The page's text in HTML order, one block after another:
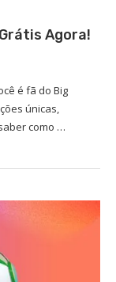
Agora!
é fã do Big
únicas,
como …